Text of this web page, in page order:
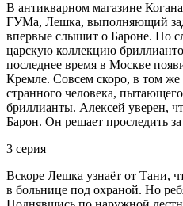
В антикварном магазине
ГУМа, Лешка, выполняющий
впервые слышит о Бароне. По
царскую коллекцию
последнее время в Москве
Кремле. Совсем скоро, в том же
странного человека,
бриллианты. Алексей уверен,
Барон. Он решает проследить
3 серия
Вскоре Лешка узнаёт от Тани,
в больнице под охраной. Но